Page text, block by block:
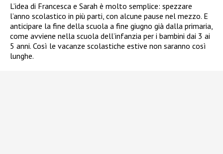
L’idea di Francesca e Sarah è molto semplice: spezzare
l’anno scolastico in più parti, con alcune pause nel mezzo. E
anticipare la fine della scuola a fine giugno già dalla primaria,
come avviene nella scuola dell’infanzia per i bambini dai 3 ai
5 anni. Così le vacanze scolastiche estive non saranno così
lunghe.